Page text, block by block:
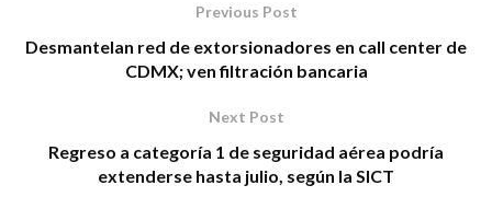
Previous Post
Desmantelan red de extorsionadores en call center de
CDMX; ven filtración bancaria
Next Post
Regreso a categoría 1 de seguridad aérea podría
extenderse hasta julio, según la SICT